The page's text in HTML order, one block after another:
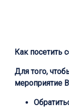
Как посетить
Для того,
мероприятие